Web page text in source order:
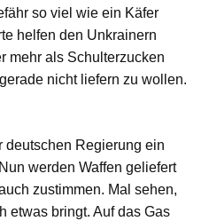
so viel wie ein Käfer
helfen den Unkrainern
mehr als Schulterzucken
nicht liefern zu wollen.
deutschen Regierung ein
werden Waffen geliefert
zustimmen. Mal sehen,
etwas bringt. Auf das Gas